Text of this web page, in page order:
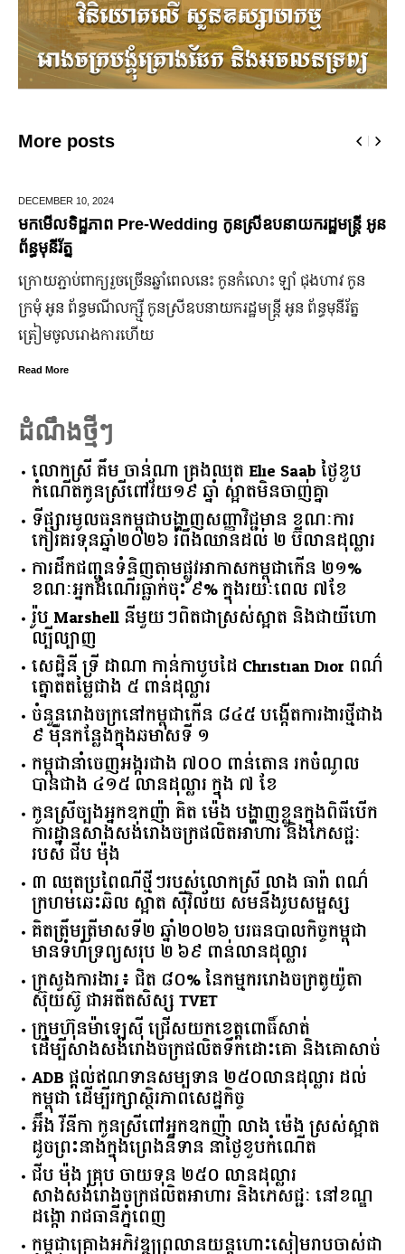
More posts
JUNE 25, 2024
មកដឹងប្រាក់ចំណេញសុទ្ធរបស់ក្រុមហ៊ុន Ford ពីឆ្នាំ២០១០ ដល់
ឆ្នាំ២០២៤
ក្រុមហ៊ុន Ford Motor ទទួលប្រាក់ចំណេញសរុបប្រចាំឆ្នាំមានការកើន
ឡើង បើទោះបីវិបត្តិសេដ្ឋកិច្ចពិភពលោកមិនទាន់មានស្ថានភាពល្អ
ប្រសើរ។
Read More
ដំណឹងថ្មីៗ
លោកស្រី គឹម ចាន់ណា គ្រងឈុត Elie Saab ថ្ងៃខួប
កំណើតកូនស្រីពៅវ័យ១៩ ឆ្នាំ ស្អាតមិនចាញ់គ្នា
ទីផ្សារ​មូលធន​កម្ពុជា​បង្ហាញ​សញ្ញា​វិជ្ជមាន​ ​ខណៈ​ការ​
កៀរគរ​ទុន​ឆ្នាំ​២០២៦​ ​រំពឹង​ឈានដល់​ ​២​ ​ប៊ីលាន​ដុល្លារ​
ការដឹកជញ្ជូនទំនិញតាមផ្លូវអាកាសកម្ពុជាកើន ២១%
ខណៈអ្នកដំណើរធ្លាក់ចុះ ៩% ក្នុងរយៈពេល ៧ខែ
រ៉ូប Marshell នីមួយៗពិតជាស្រស់ស្អាត និងជាយីហោ
ល្បីល្បាញ
សេដ្ឋិនី ទ្រី ដាណា កាន់កាបូបដៃ Christian Dior ពណ៌
ត្នោតតម្លៃជាង ៥ ពាន់ដុល្លារ
ចំនួន​រោងចក្រ​នៅ​កម្ពុជា​កើន​ ​៨៤៥​ ​បង្កើត​ការងារ​ថ្មី​ជាង​
​៩​ ​ម៉ឺន​កន្លែង​ក្នុង​ឆមាស​ទី ​១​
កម្ពុជានាំចេញអង្ករជាង ៧០០ ពាន់តោន រកចំណូល
បានជាង ៤១៥ លានដុល្លារ ក្នុង ៧ ខែ
កូនស្រីច្បងអ្នកឧកញ៉ា គិត ម៉េង បង្ហាញខ្លួនក្នុងពិធីបើក
ការដ្ឋានសាងសង់រោងចក្រផលិតអាហារ និងភេសជ្ជៈ
របស់ ជីប ម៉ុង
៣ ឈុតប្រពៃណីថ្មីៗរបស់លោកស្រី លាង ធារ៉ា ពណ៌
ក្រហមឆេះឆិល ស្អាត ​ស៊ីវិល័យ សមនឹងរូបសម្ផស្ស
គិត​ត្រឹមត្រីមាស​ទី​២​ ​ឆ្នាំ​២០២៦​ បរធន​បាលកិច្ច​កម្ពុជា​ ​
មាន​ទំហំ​ទ្រព្យ​សរុប​ ​២.៦៩​ ​ពាន់លាន​ដុល្លារ​
ក្រសួង​ការងារ​៖ ​ជិត​ ​៨០​% ​នៃ​កម្មករ​រោងចក្រ​តូយ៉ូតា ​
ស៊ុយ​ស៊ូ ​ជា​អតីត​សិស្ស​ ​TVET​
ក្រុមហ៊ុន​ម៉ាឡេស៊ី ជ្រើសយកខេត្ដពោធិ៍សាត់
ដើម្បីសាងសង់រោងចក្រផលិតទឹកដោះគោ និងគោសាច់
ADB ផ្តល់ឥណទានសម្បទាន ២៥០លានដុល្លារ ដល់
កម្ពុជា ដើម្បីរក្សាស្ថិរភាពសេដ្ឋកិច្ច
អ៊ឹង វីនីកា កូនស្រីពៅអ្នកឧកញ៉ា លាង ម៉េង ស្រស់ស្អាត
ដូចព្រះនាងក្នុងព្រេងនិទាន នាថ្ងៃខួបកំណើត
ជីប ម៉ុង គ្រុប ចាយទុន ២៥០ លានដុល្លារ
សាងសង់រោងចក្រផលិតអាហារ និងភេសជ្ជៈ នៅខណ្ឌ
ដង្កោ រាជធានីភ្នំពេញ
កម្ពុជា​គ្រោង​អភិវឌ្ឍ​ព្រលានយន្តហោះ​សៀមរាប​ចាស់​ជា​